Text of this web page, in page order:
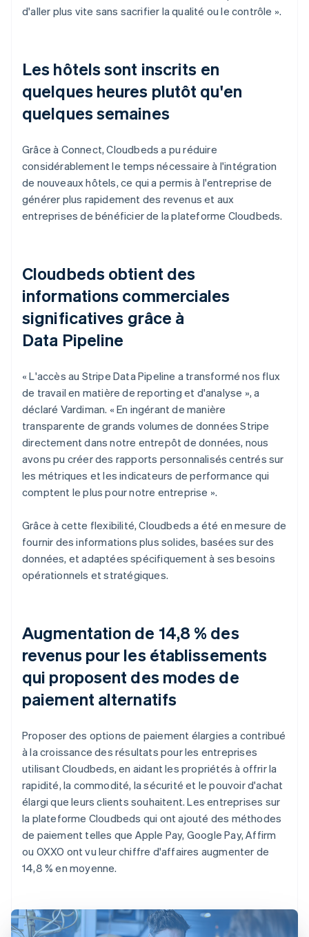
d'aller plus vite sans sacrifier la qualité ou le contrôle ».
Les hôtels sont inscrits en
quelques heures plutôt qu'en
quelques semaines
Grâce à Connect, Cloudbeds a pu réduire
considérablement le temps nécessaire à l'intégration
de nouveaux hôtels, ce qui a permis à l'entreprise de
générer plus rapidement des revenus et aux
entreprises de bénéficier de la plateforme Cloudbeds.
Cloudbeds obtient des
informations commerciales
significatives grâce à
Data Pipeline
« L'accès au Stripe Data Pipeline a transformé nos flux
de travail en matière de reporting et d'analyse », a
déclaré Vardiman. « En ingérant de manière
transparente de grands volumes de données Stripe
directement dans notre entrepôt de données, nous
avons pu créer des rapports personnalisés centrés sur
les métriques et les indicateurs de performance qui
comptent le plus pour notre entreprise ».
Grâce à cette flexibilité, Cloudbeds a été en mesure de
fournir des informations plus solides, basées sur des
données, et adaptées spécifiquement à ses besoins
opérationnels et stratégiques.
Augmentation de 14,8 % des
revenus pour les établissements
qui proposent des modes de
paiement alternatifs
Proposer des options de paiement élargies a contribué
à la croissance des résultats pour les entreprises
utilisant Cloudbeds, en aidant les propriétés à offrir la
rapidité, la commodité, la sécurité et le pouvoir d'achat
élargi que leurs clients souhaitent. Les entreprises sur
la plateforme Cloudbeds qui ont ajouté des méthodes
de paiement telles que Apple Pay, Google Pay, Affirm
ou OXXO ont vu leur chiffre d'affaires augmenter de
14,8 % en moyenne.